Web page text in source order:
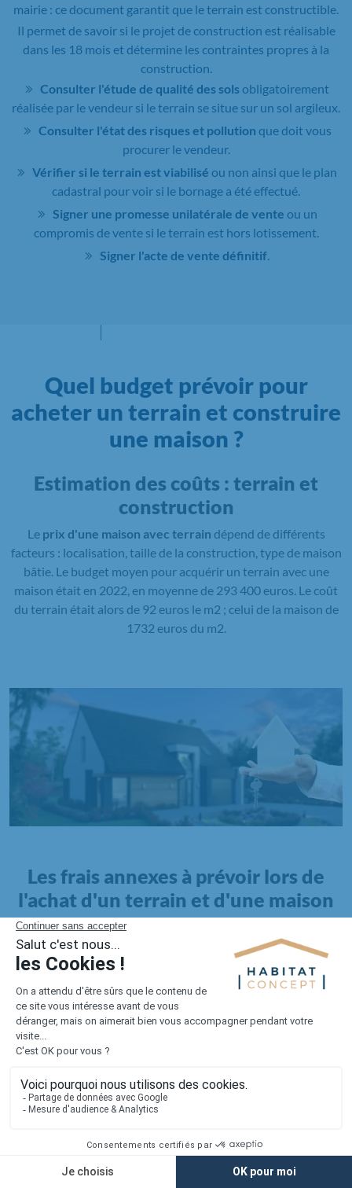
mairie : ce document garantit que le terrain est constructible.
Il permet de savoir si le projet de construction est réalisable
dans les 18 mois et détermine les contraintes propres à la
construction.
Consulter l'étude de qualité des sols obligatoirement
réalisée par le vendeur si le terrain se situe sur un sol argileux.
Consulter l'état des risques et pollution que doit vous
procurer le vendeur.
Vérifier si le terrain est viabilisé ou non ainsi que le plan
cadastral pour voir si le bornage a été effectué.
Signer une promesse unilatérale de vente ou un
compromis de vente si le terrain est hors lotissement.
Signer l'acte de vente définitif
Quel budget prévoir pour
acheter un terrain et construire
une maison ?
Estimation des coûts : terrain et
construction
Le prix d'une maison avec terrain dépend de différents
facteurs : localisation, taille de la construction, type de maison
bâtie. Le budget moyen pour acquérir un terrain avec une
maison était en 2022, en moyenne de 293 400 euros. Le coût
du terrain était alors de 92 euros le m2 ; celui de la maison de
1732 euros du m2.
Les frais annexes à prévoir lors de
l'achat d'un terrain et d'une maison
Il faut également intégrer à votre budget, les
pour la maison. Outre l'achat du terrain et la construction, il
faut prendre en compte la viabilisation si elle n'est pas
proposée par le constructeur. Les frais de raccordements et les
taxes éventuelles coûtent entre 5 000 et 15 000 euros selon la
localisation du terrain et son accès.
Quant auxfrais de notaire
Lorsque vous vous tournez vers une maison existante, il sera
nécessaire de faire des travaux de rénovation. Ceux-ci sont
souvent coûteux et doivent être ajoutés au prix de l'achat